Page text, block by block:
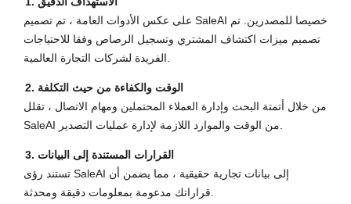
على عكس الأدوات العامة ، تم تصميم SaleAI خصيصا للمصدرين. تم
تصميم ميزات اكتشاف المشتري وتسجيل الرصاص وفقا للاحتياجات
الفريدة لشركات التجارة العالمية.
2. الوقت والكفاءة من حيث التكلفة
من خلال أتمتة البحث وإدارة العملاء المحتملين ومهام الاتصال ، تقلل
SaleAI من الوقت والموارد اللازمة لإدارة عمليات التصدير.
3. القرارات المستندة إلى البيانات
تستند رؤى SaleAI إلى بيانات تجارية حقيقية ، مما يضمن أن
قراراتك مدعومة بمعلومات دقيقة ومحدثة.